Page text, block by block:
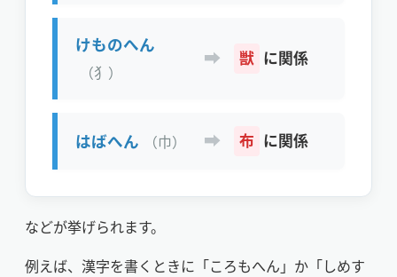
けものへん
（犭）
➡ 獣 に関係
はばへん （巾） ➡ 布 に関係
などが挙げられます。
例えば、漢字を書くときに「ころもへん」か「しめす